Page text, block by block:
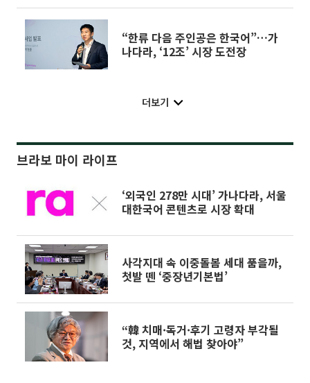
“한류 다음 주인공은 한국어”…가
나다라, ‘12조’ 시장 도전장
더보기
브라보 마이 라이프
‘외국인 278만 시대’ 가나다라, 서울
대한국어 콘텐츠로 시장 확대
사각지대 속 이중돌봄 세대 품을까,
첫발 뗀 ‘중장년기본법’
“韓 치매·독거·후기 고령자 부각될
것, 지역에서 해법 찾아야”